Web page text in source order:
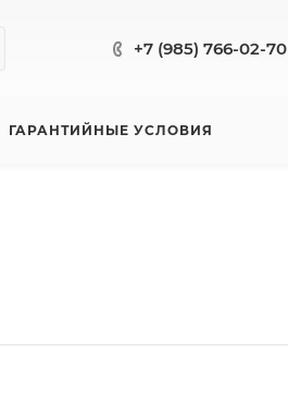
+7 (985) 766-02-70
ГАРАНТИЙНЫЕ УСЛОВИЯ